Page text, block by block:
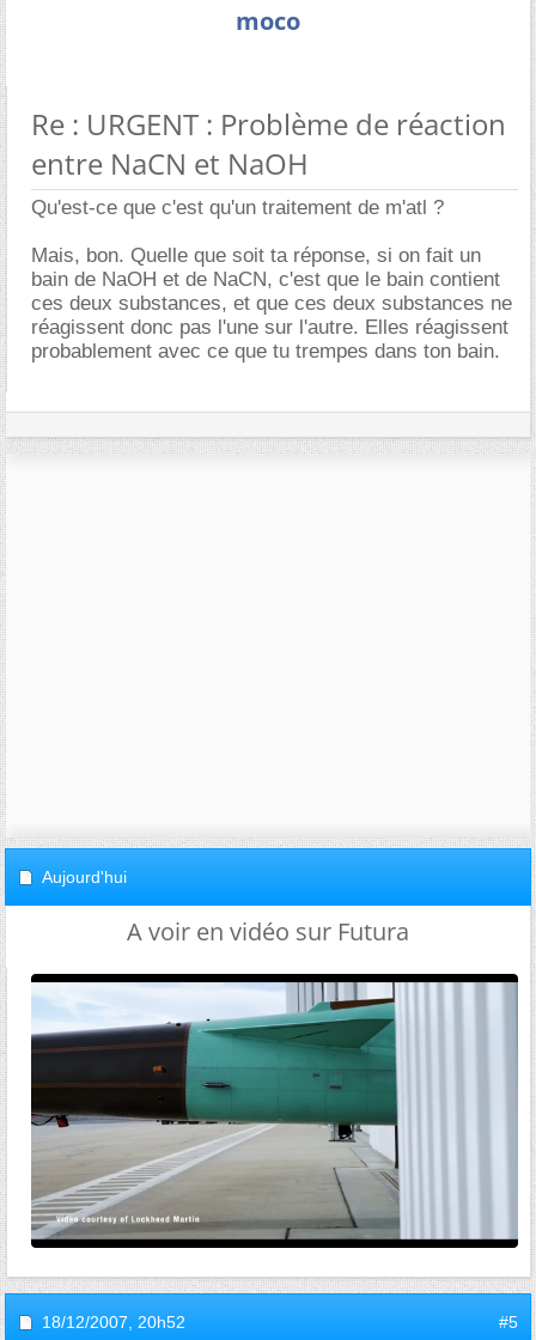
moco
Re : URGENT : Problème de réaction
entre NaCN et NaOH
Qu'est-ce que c'est qu'un traitement de m'atl ?
Mais, bon. Quelle que soit ta réponse, si on fait un
bain de NaOH et de NaCN, c'est que le bain contient
ces deux substances, et que ces deux substances ne
réagissent donc pas l'une sur l'autre. Elles réagissent
probablement avec ce que tu trempes dans ton bain.
Aujourd'hui
A voir en vidéo sur Futura
18/12/2007, 20h52 #5